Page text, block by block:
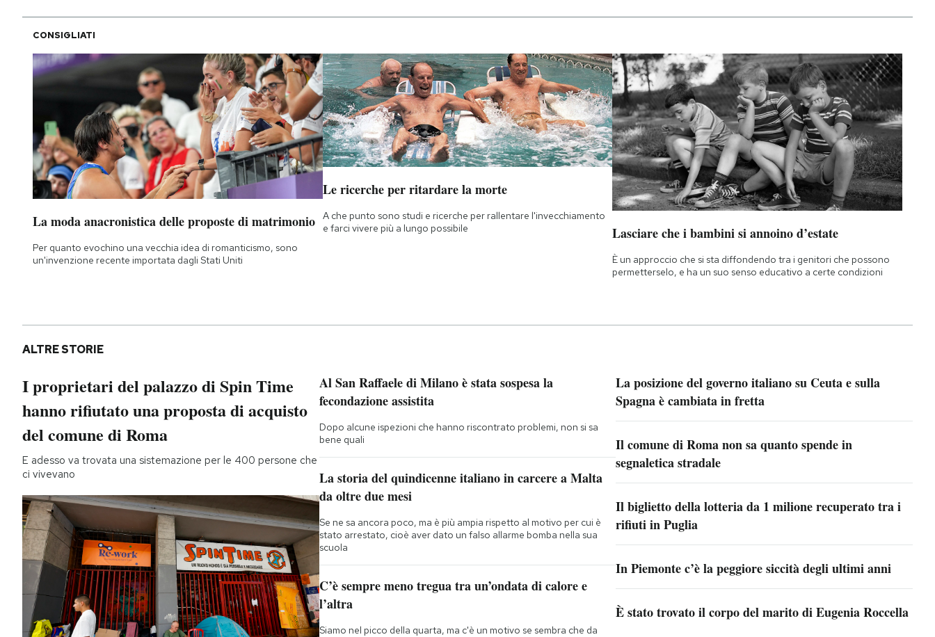
CONSIGLIATI
La moda anacronistica delle proposte di matrimonio
Per quanto evochino una vecchia idea di romanticismo, sono
un'invenzione recente importata dagli Stati Uniti
Le ricerche per ritardare la morte
A che punto sono studi e ricerche per rallentare l'invecchiamento
e farci vivere più a lungo possibile
Lasciare che i bambini si annoino d’estate
È un approccio che si sta diffondendo tra i genitori che possono
permetterselo, e ha un suo senso educativo a certe condizioni
ALTRE STORIE
I proprietari del palazzo di Spin Time
hanno rifiutato una proposta di acquisto
del comune di Roma
E adesso va trovata una sistemazione per le 400 persone che
ci vivevano
Al San Raffaele di Milano è stata sospesa la
fecondazione assistita
Dopo alcune ispezioni che hanno riscontrato problemi, non si sa
bene quali
La storia del quindicenne italiano in carcere a Malta
da oltre due mesi
Se ne sa ancora poco, ma è più ampia rispetto al motivo per cui è
stato arrestato, cioè aver dato un falso allarme bomba nella sua
scuola
C’è sempre meno tregua tra un’ondata di calore e
l’altra
Siamo nel picco della quarta, ma c'è un motivo se sembra che da
La posizione del governo italiano su Ceuta e sulla
Spagna è cambiata in fretta
Il comune di Roma non sa quanto spende in
segnaletica stradale
Il biglietto della lotteria da 1 milione recuperato tra i
rifiuti in Puglia
In Piemonte c’è la peggiore siccità degli ultimi anni
È stato trovato il corpo del marito di Eugenia Roccella